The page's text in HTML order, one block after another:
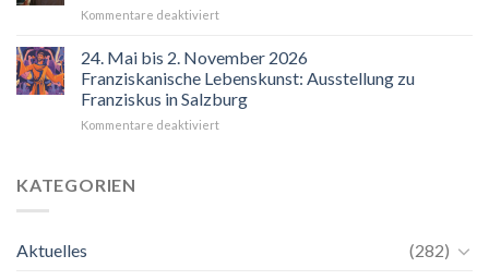
Kommentare deaktiviertfür
hilft
der
Blick
auf
Maria.
24. Mai bis 2. November 2026
Franziskanische Lebenskunst: Ausstellung zu
Franziskus in Salzburg
Kommentare deaktiviertfür
KATEGORIEN
Aktuelles
(282)